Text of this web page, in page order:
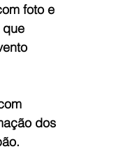
foto e
que
dos